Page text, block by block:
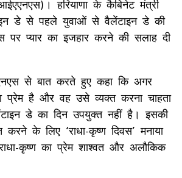
डे से पहले युवाओं से वैलेंटाइन डे की
पर प्यार का इजहार करने की सलाह दी
से बात करते हुए कहा कि अगर
है और वह उसे व्यक्त करना चाहता
डे का दिन उपयुक्त नहीं है। इसकी
के लिए ‘राधा-कृष्ण दिवस’ मनाया
कृष्ण का प्रेम शाश्वत और अलौकिक